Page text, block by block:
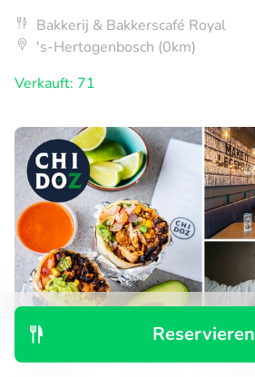
Reservieren
Bakkerij & Bakkerscafé Royal
's-Hertogenbosch (0km)
Verkauft: 71